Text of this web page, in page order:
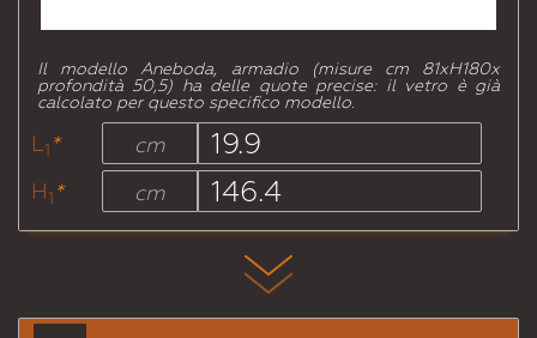
Il modello Aneboda, armadio (misure cm 81xH180x
profondità 50,5) ha delle quote precise: il vetro è già
calcolato per questo specifico modello.
L1 *
cm
H1 * cm